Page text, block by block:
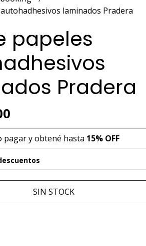
laminados Pradera
papeles
Pradera
pagar y obtené hasta 15% OFF
SIN STOCK